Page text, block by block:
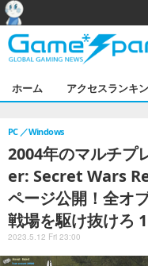
ホーム アクセスランキ
2004年のマルチプ
er: Secret Wars
ページ公開！全オ
戦場を駆け抜けろ
PC Windows
2023.5.12 Fri 23:00